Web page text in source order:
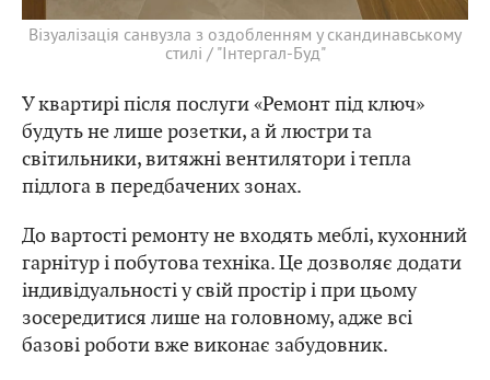
Візуалізація санвузла з оздобленням у скандинавському
стилі / "Інтергал-Буд"
У квартирі після послуги «Ремонт під ключ»
будуть не лише розетки, а й люстри та
світильники, витяжні вентилятори і тепла
підлога в передбачених зонах.
До вартості ремонту не входять меблі, кухонний
гарнітур і побутова техніка. Це дозволяє додати
індивідуальності у свій простір і при цьому
зосередитися лише на головному, адже всі
базові роботи вже виконає забудовник.